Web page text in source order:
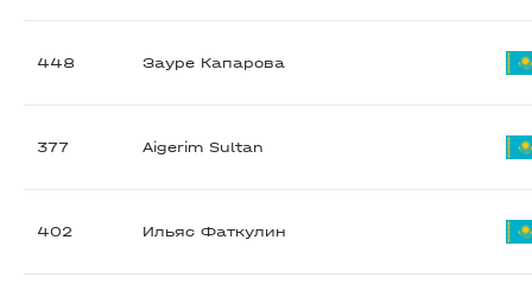
448 Зауре Капарова
377 Aigerim Sultan
402 Ильяс Фаткулин